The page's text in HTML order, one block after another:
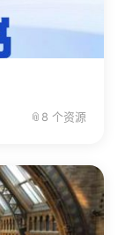
📎 8 个资源